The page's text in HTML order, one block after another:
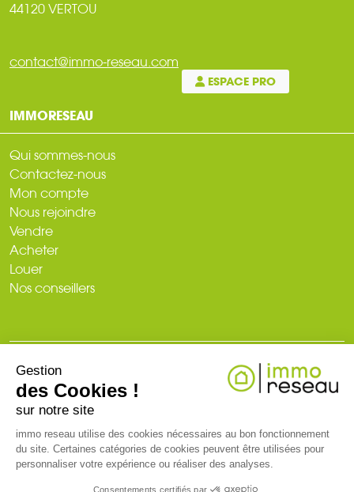
44120 VERTOU
contact@immo-reseau.com
ESPACE PRO
IMMORESEAU
Qui sommes-nous
Contactez-nous
Mon compte
Nous rejoindre
Vendre
Acheter
Louer
Nos conseillers
Plan du site
Mentions légales
RCS NANTES 519 718 886. Carte professionnelle T et G n° CPI 3002
Gestion
des Cookies !
sur notre site
immo reseau utilise des cookies nécessaires au bon fonctionnement
du site. Certaines catégories de cookies peuvent être utilisées pour
personnaliser votre expérience ou réaliser des analyses.
Consentements certifiés par